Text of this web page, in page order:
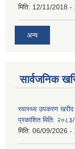
मिति: 12/11/2018 -
अन्य
सार्वजनिक
स्वास्थ्य उपकरण खरीद
प्रकाशित मिति:
मिति: 06/09/2026 -